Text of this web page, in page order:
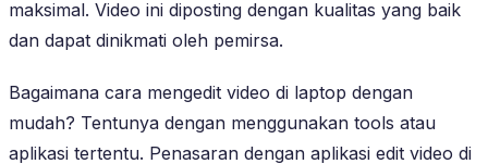
maksimal. Video ini diposting dengan kualitas yang baik
dan dapat dinikmati oleh pemirsa.
Bagaimana cara mengedit video di laptop dengan
mudah? Tentunya dengan menggunakan tools atau
aplikasi tertentu. Penasaran dengan aplikasi edit video di